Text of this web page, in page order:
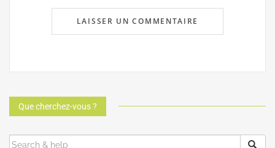
Que cherchez-vous ?